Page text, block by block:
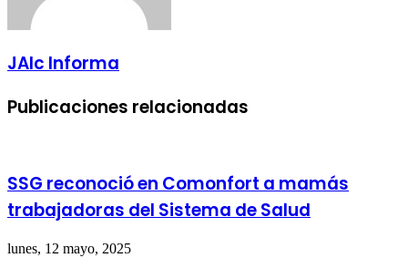
JAlc Informa
Publicaciones relacionadas
SSG reconoció en Comonfort a mamás
trabajadoras del Sistema de Salud
lunes, 12 mayo, 2025